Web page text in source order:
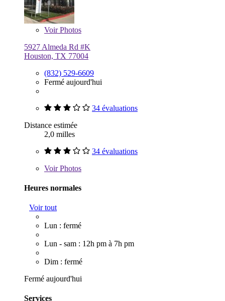
VoirPhotos
5927 Almeda Rd #K
Houston, TX 77004
(832) 529-6609
Fermé aujourd'hui
34 évaluations
Distance estimée
2,0 milles
34 évaluations
VoirPhotos
Heures normales
Voir tout
Lun : fermé
Lun - sam : 12h pm à 7h pm
Dim : fermé
Fermé aujourd'hui
Services